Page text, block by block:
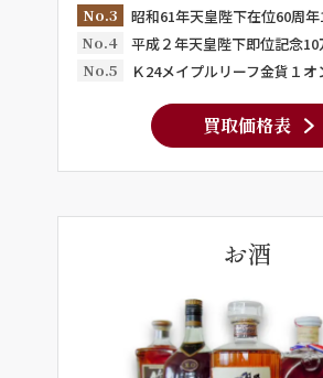
No.3
昭和61年天皇陛下在位60周
No.4
平成２年天皇陛下即位記念10
No.5
Ｋ24メイプルリーフ金貨１オ
買取価格表
お酒